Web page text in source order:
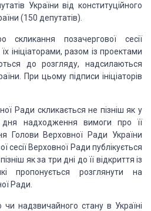
України від конституційного
(150 депутатів).
скликання позачергової сесії
ініціаторами, разом із проектами
до розгляду, надсилаються
При цьому підписи ініціаторів
Ради скликається не пізніш як у
надходження вимоги про її
Голови Верховної Ради України
сесії Верховної Ради публікується
якза три дні до її відкриття із
пропонується розглянути на
Ради.
чи надзвичайного стану в Україні